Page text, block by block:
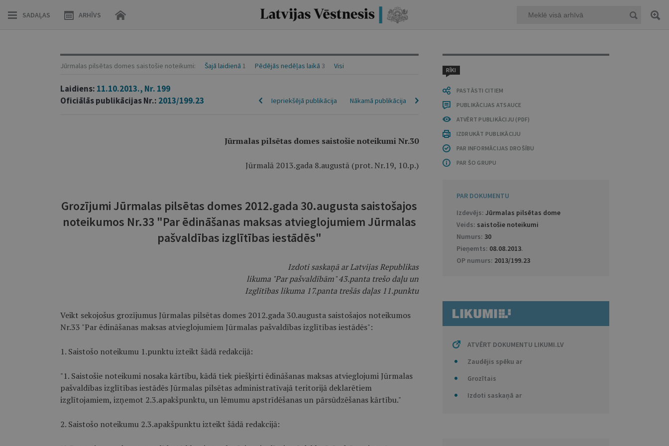
SADAĻAS ARHĪVS
RĪKI
PASTĀSTI CITIEM
PUBLIKĀCIJAS ATSAUCE
ATVĒRT PUBLIKĀCIJU (PDF)
IZDRUKĀT PUBLIKĀCIJU
PAR INFORMĀCIJAS DROŠĪBU
PAR ŠO GRUPU
PAR DOKUMENTU
Izdevējs: Jūrmalas pilsētas dome
Veids: saistošie noteikumi
Numurs: 30
Pieņemts: 08.08.2013.
OP numurs: 2013/199.23
ATVĒRT DOKUMENTU LIKUMI.LV
Zaudējis spēku ar
Grozītais
Izdoti saskaņā ar
Jūrmalas pilsētas domes saistošie noteikumi: Šajā laidienā 1 Pēdējās nedēļas laikā 3 Visi
Laidiens: 11.10.2013., Nr. 199
Oficiālās publikācijas Nr.: 2013/199.23 Nākamā publikācija
Iepriekšējā publikācija
Jūrmalas pilsētas domes saistošie noteikumi Nr.30
Jūrmalā 2013.gada 8.augustā (prot. Nr.19, 10.p.)
Grozījumi Jūrmalas pilsētas domes 2012.gada 30.augusta saistošajos
noteikumos Nr.33 "Par ēdināšanas maksas atvieglojumiem Jūrmalas
pašvaldības izglītības iestādēs"
Izdoti saskaņā ar Latvijas Republikas
likuma "Par pašvaldībām" 43.panta trešo daļu un
Izglītības likuma 17.panta trešās daļas 11.punktu
Veikt sekojošus grozījumus Jūrmalas pilsētas domes 2012.gada 30.augusta saistošajos noteikumos
Nr.33 "Par ēdināšanas maksas atvieglojumiem Jūrmalas pašvaldības izglītības iestādēs":
1. Saistošo noteikumu 1.punktu izteikt šādā redakcijā:
"1. Saistošie noteikumi nosaka kārtību, kādā tiek piešķirti ēdināšanas maksas atvieglojumi Jūrmalas
pašvaldības izglītības iestādēs Jūrmalas pilsētas administratīvajā teritorijā deklarētiem
izglītojamiem, izņemot 2.3.apakšpunktu, un lēmumu apstrīdēšanas un pārsūdzēšanas kārtību."
2. Saistošo noteikumu 2.3.apakšpunktu izteikt šādā redakcijā: